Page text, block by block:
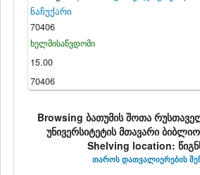
ნაჩუქარი
70406
ხელმისაწვდომი
15.00
70406
Browsing ბათუმის შოთა
უნივერსიტეტის მთავარი
Shelving location:
თაროს დათვალიერების